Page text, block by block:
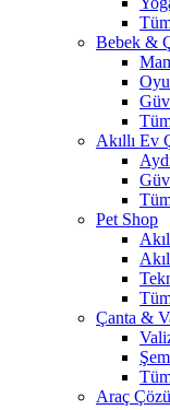
Bebek &
Akıllı Ev
Pet Shop
Çanta &
Araç